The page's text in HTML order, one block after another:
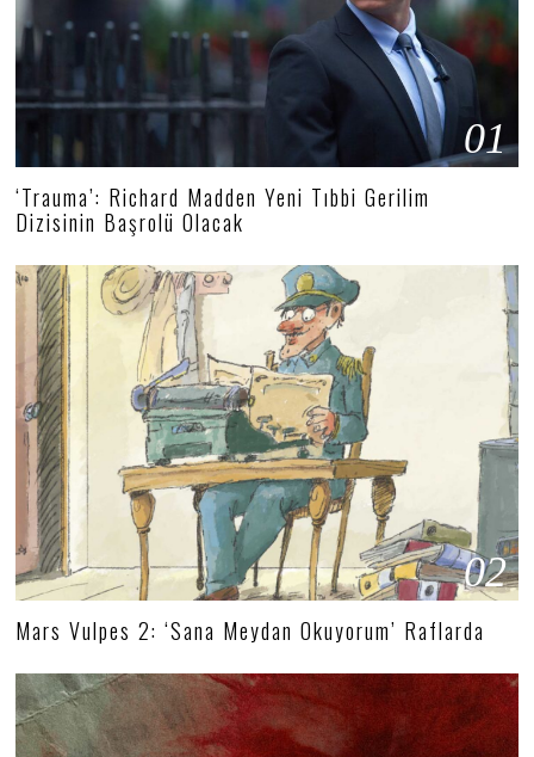
01
‘Trauma’: Richard Madden Yeni Tıbbi Gerilim
Dizisinin Başrolü Olacak
02
Mars Vulpes 2: ‘Sana Meydan Okuyorum’ Raflarda